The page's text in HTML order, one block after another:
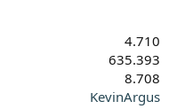
4.710
635.393
8.708
KevinArgus